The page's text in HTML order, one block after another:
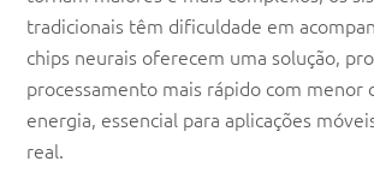
tradicionais têm dificuldade em
chips neurais oferecem uma solução,
processamento mais rápido com menor
energia, essencial para aplicações
real.